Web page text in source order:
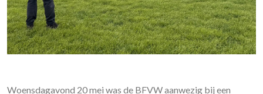
Woensdagavond 20 mei was de BFVW aanwezig bij een